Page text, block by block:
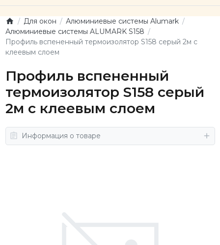
Для окон
Алюминиевые системы Alumark
Алюминиевые системы ALUMARK S158
Профиль вспененный термоизолятор S158 серый 2м c
клеевым слоем
Профиль вспененный
термоизолятор S158 серый
2м c клеевым слоем
Информация о товаре